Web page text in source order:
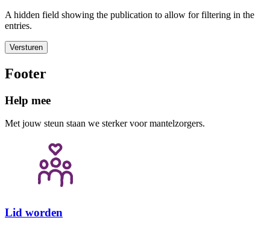
A hidden field showing the publication to allow for filtering in the
entries.
Versturen
Footer
Help mee
Met jouw steun staan we sterker voor mantelzorgers.
Lid worden